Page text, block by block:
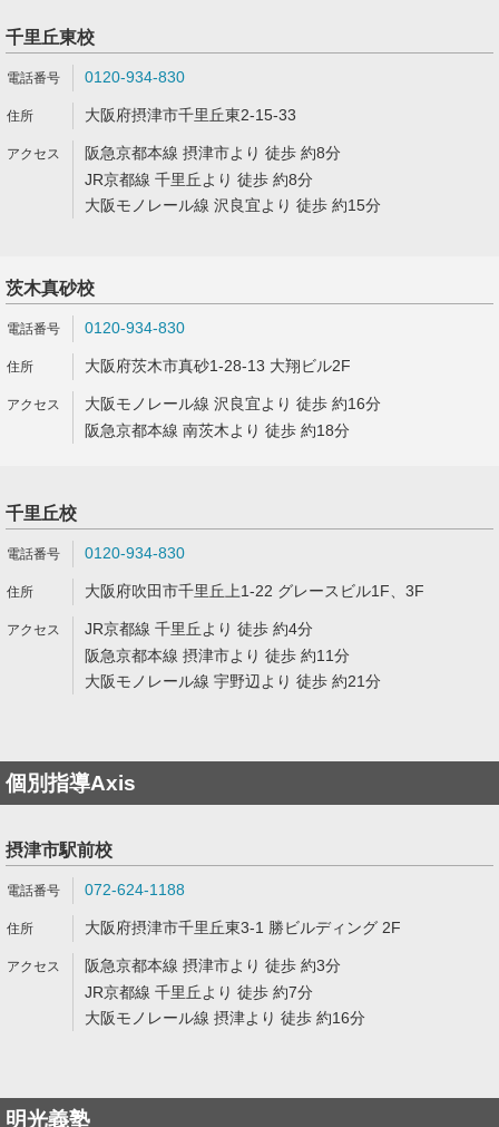
千里丘東校
0120-934-830
大阪府摂津市千里丘東2-15-33
阪急京都本線 摂津市より 徒歩 約8分
JR京都線 千里丘より 徒歩 約8分
大阪モノレール線 沢良宜より 徒歩 約15分
茨木真砂校
0120-934-830
大阪府茨木市真砂1-28-13 大翔ビル2F
大阪モノレール線 沢良宜より 徒歩 約16分
阪急京都本線 南茨木より 徒歩 約18分
千里丘校
0120-934-830
大阪府吹田市千里丘上1-22 グレースビル1F、3F
JR京都線 千里丘より 徒歩 約4分
阪急京都本線 摂津市より 徒歩 約11分
大阪モノレール線 宇野辺より 徒歩 約21分
個別指導Axis
摂津市駅前校
072-624-1188
大阪府摂津市千里丘東3-1 勝ビルディング 2F
阪急京都本線 摂津市より 徒歩 約3分
JR京都線 千里丘より 徒歩 約7分
大阪モノレール線 摂津より 徒歩 約16分
明光義塾